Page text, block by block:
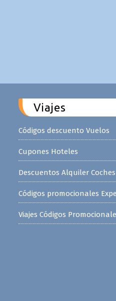
Viajes
Códigos descuento Vuelos
Cupones Hoteles
Descuentos Alquiler Coches
Códigos promocionales
Viajes Códigos